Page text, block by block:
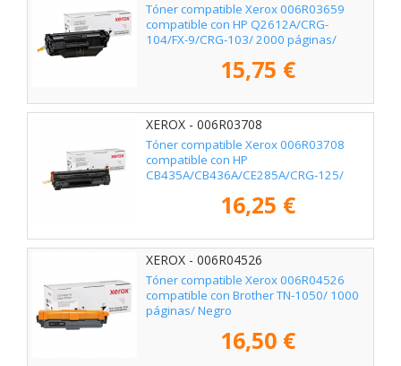
Tóner compatible Xerox 006R03659
compatible con HP Q2612A/CRG-
104/FX-9/CRG-103/ 2000 páginas/
15,75 €
XEROX - 006R03708
Tóner compatible Xerox 006R03708
compatible con HP
CB435A/CB436A/CE285A/CRG-125/
16,25 €
XEROX - 006R04526
Tóner compatible Xerox 006R04526
compatible con Brother TN-1050/ 1000
páginas/ Negro
16,50 €